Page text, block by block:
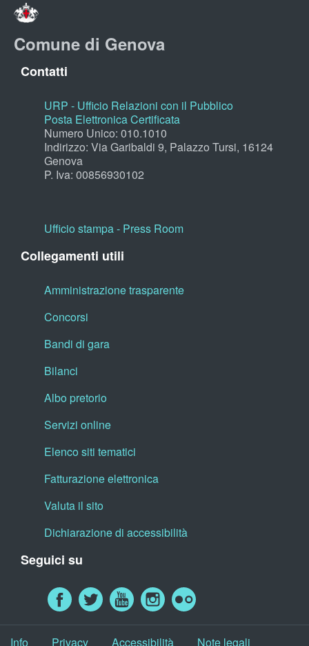
Comune di Genova
Contatti
URP - Ufficio Relazioni con il Pubblico
Posta Elettronica Certificata
Numero Unico: 010.1010
Indirizzo: Via Garibaldi 9, Palazzo Tursi, 16124
Genova
P. Iva: 00856930102
Ufficio stampa - Press Room
Collegamenti utili
Amministrazione trasparente
Concorsi
Bandi di gara
Bilanci
Albo pretorio
Servizi online
Elenco siti tematici
Fatturazione elettronica
Valuta il sito
Dichiarazione di accessibilità
Seguici su
Info Privacy Accessibilità Note legali